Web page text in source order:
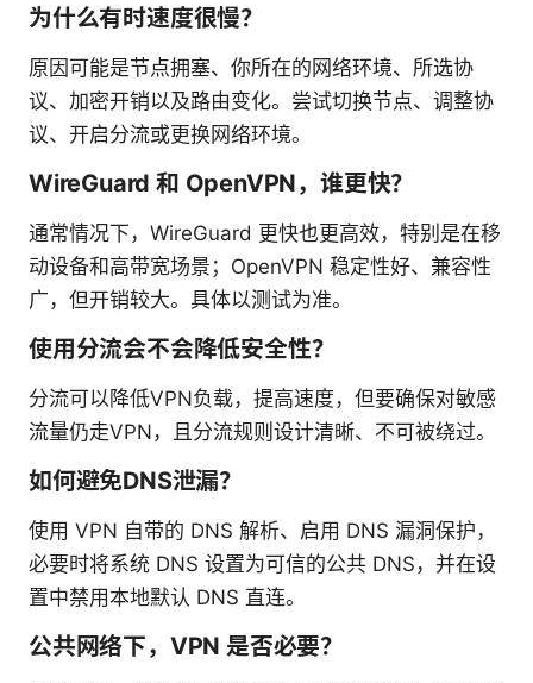
为什么有时速度很慢？
原因可能是节点拥塞、你所在的网络环境、所选协
议、加密开销以及路由变化。尝试切换节点、调整协
议、开启分流或更换网络环境。
WireGuard 和 OpenVPN，谁更快？
通常情况下，WireGuard 更快也更高效，特别是在移
动设备和高带宽场景；OpenVPN 稳定性好、兼容性
广，但开销较大。具体以测试为准。
使用分流会不会降低安全性？
分流可以降低VPN负载，提高速度，但要确保对敏感
流量仍走VPN，且分流规则设计清晰、不可被绕过。
如何避免DNS泄漏？
使用 VPN 自带的 DNS 解析、启用 DNS 漏洞保护，
必要时将系统 DNS 设置为可信的公共 DNS，并在设
置中禁用本地默认 DNS 直连。
公共网络下，VPN 是否必要？